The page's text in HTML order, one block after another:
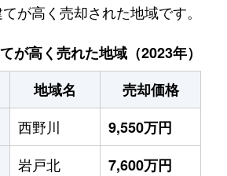
が高く売却された地域です。
が高く売れた地域（2023年）
地域名
売却価格
西野川
9,550万円
岩戸北
7,600万円